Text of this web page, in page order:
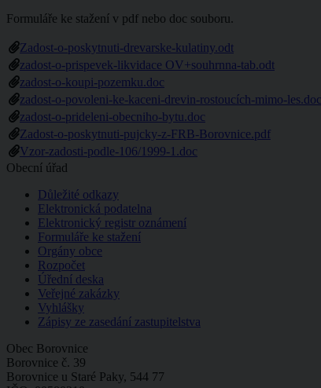
Formuláře ke stažení v pdf nebo doc souboru.
Zadost-o-poskytnuti-drevarske-kulatiny.odt
zadost-o-prispevek-likvidace OV+souhrnna-tab.odt
zadost-o-koupi-pozemku.doc
zadost-o-povoleni-ke-kaceni-drevin-rostoucích-mimo-les.doc
zadost-o-prideleni-obecniho-bytu.doc
Zadost-o-poskytnuti-pujcky-z-FRB-Borovnice.pdf
Vzor-zadosti-podle-106/1999-1.doc
Obecní úřad
Důležité odkazy
Elektronická podatelna
Elektronický registr oznámení
Formuláře ke stažení
Orgány obce
Rozpočet
Úřední deska
Veřejné zakázky
Vyhlášky
Zápisy ze zasedání zastupitelstva
Obec Borovnice
Borovnice č. 39
Borovnice u Staré Paky, 544 77